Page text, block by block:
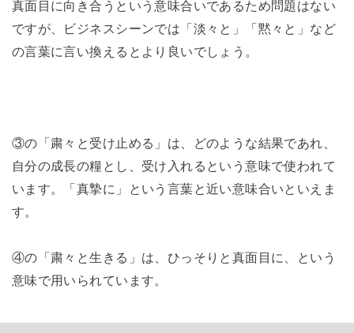
真面目に向き合うという意味合いであるため問題はない
ですが、ビジネスシーンでは「淡々と」「黙々と」など
の言葉に言い換えるとより良いでしょう。
③の「粛々と受け止める」は、どのような結果であれ、
自分の成長の糧とし、受け入れるという意味で使われて
います。「真摯に」という言葉と近い意味合いといえま
す。
④の「粛々と生きる」は、ひっそりと真面目に、という
意味で用いられています。